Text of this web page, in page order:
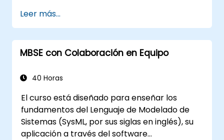
Sistemas Basada en Modelos (MBSE) y
mejores prácticas en MBSE. Esta formación
enseña los conceptos principales y
características de las reglas de validación,
está diseñada para introducir los conceptos
uso de consultas en modelos en
MagicDraw/Cameo.​
Leer más...
MBSE con Colaboración en Equipo
40 Horas
El curso está diseñado para enseñar los
fundamentos del Lenguaje de Modelado de
Sistemas (SysML, por sus siglas en inglés), su
aplicación a través del software